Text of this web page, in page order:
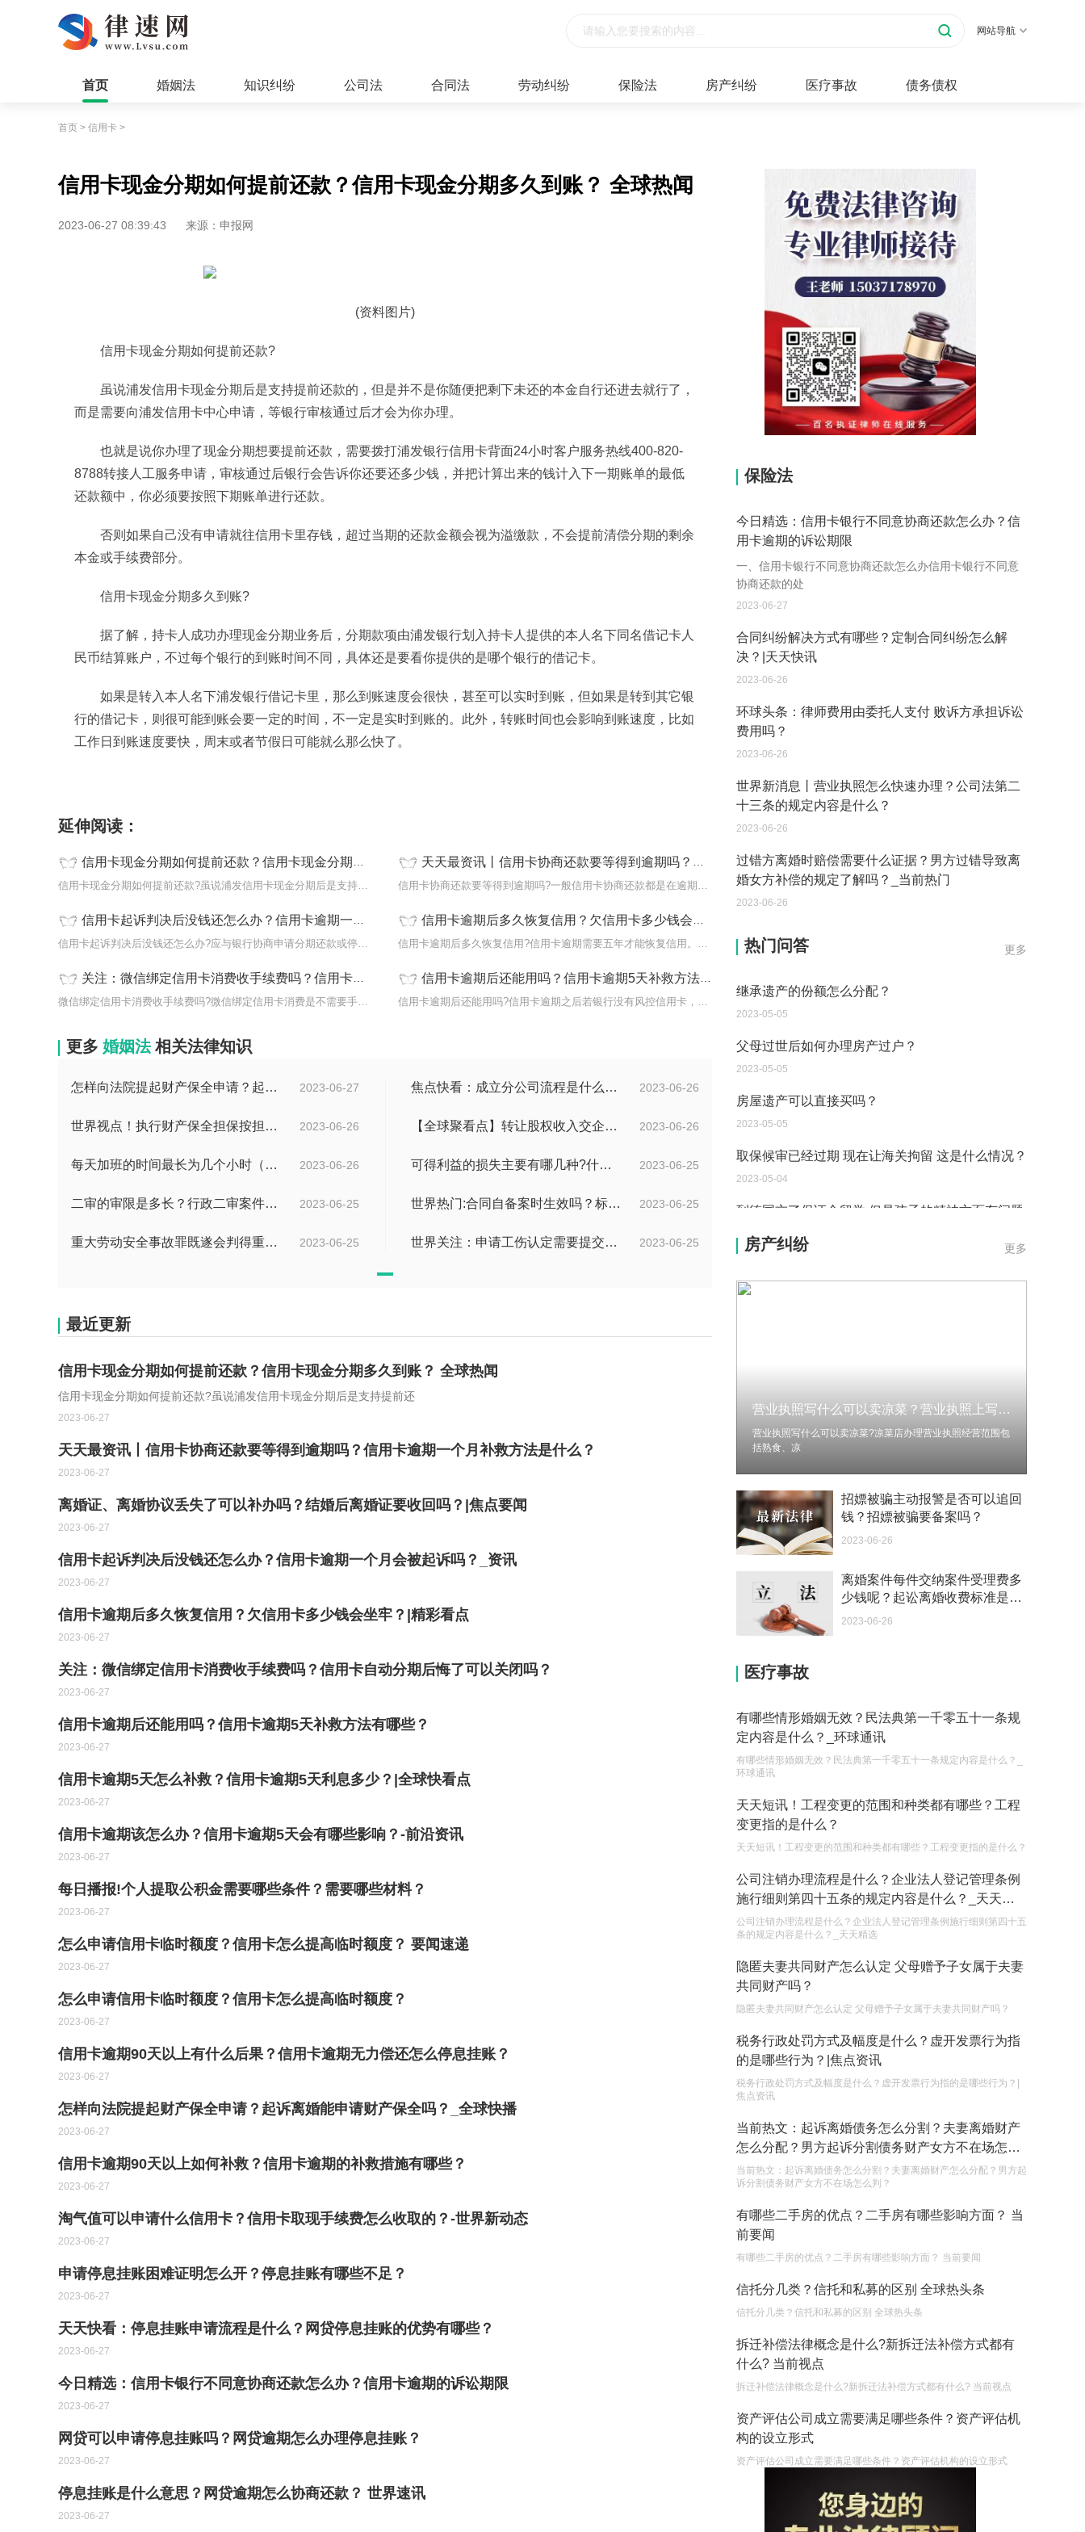
网站导航
首页 婚姻法 知识纠纷 公司法 合同法 劳动纠纷 保险法 房产纠纷 医疗事故 债务债权
首页 > 信用卡 >
信用卡现金分期如何提前还款？信用卡现金分期多久到账？ 全球热闻
2023-06-27 08:39:43 来源：申报网
(资料图片)
信用卡现金分期如何提前还款?
虽说浦发信用卡现金分期后是支持提前还款的，但是并不是你随便把剩下未还的本金自行还进去就行了，
而是需要向浦发信用卡中心申请，等银行审核通过后才会为你办理。
也就是说你办理了现金分期想要提前还款，需要拨打浦发银行信用卡背面24小时客户服务热线400-820-
8788转接人工服务申请，审核通过后银行会告诉你还要还多少钱，并把计算出来的钱计入下一期账单的最低
还款额中，你必须要按照下期账单进行还款。
否则如果自己没有申请就往信用卡里存钱，超过当期的还款金额会视为溢缴款，不会提前清偿分期的剩余
本金或手续费部分。
信用卡现金分期多久到账?
据了解，持卡人成功办理现金分期业务后，分期款项由浦发银行划入持卡人提供的本人名下同名借记卡人
民币结算账户，不过每个银行的到账时间不同，具体还是要看你提供的是哪个银行的借记卡。
如果是转入本人名下浦发银行借记卡里，那么到账速度会很快，甚至可以实时到账，但如果是转到其它银
行的借记卡，则很可能到账会要一定的时间，不一定是实时到账的。此外，转账时间也会影响到账速度，比如
工作日到账速度要快，周末或者节假日可能就么那么快了。
延伸阅读：
信用卡现金分期如何提前还款？信用卡现金分期多久到账？ 全球热闻
信用卡现金分期如何提前还款?虽说浦发信用卡现金分期后是支持提前还
天天最资讯丨信用卡协商还款要等得到逾期吗？信用卡逾期一个月补救方法是什么？
信用卡协商还款要等得到逾期吗?一般信用卡协商还款都是在逾期后才能
信用卡起诉判决后没钱还怎么办？信用卡逾期一个月会被起诉吗？_资讯
信用卡起诉判决后没钱还怎么办?应与银行协商申请分期还款或停息挂账
信用卡逾期后多久恢复信用？欠信用卡多少钱会坐牢？|精彩看点
信用卡逾期后多久恢复信用?信用卡逾期需要五年才能恢复信用。一般信
关注：微信绑定信用卡消费收手续费吗？信用卡自动分期后悔了可以关闭吗？
微信绑定信用卡消费收手续费吗?微信绑定信用卡消费是不需要手续费的
信用卡逾期后还能用吗？信用卡逾期5天补救方法有哪些？
信用卡逾期后还能用吗?信用卡逾期之后若银行没有风控信用卡，信用卡
更多 婚姻法 相关法律知识
2023-06-27
怎样向法院提起财产保全申请？起诉离婚能申请财产保全吗？_全球快播 2023-06-26
焦点快看：成立分公司流程是什么？中华人民共和国公司登记管理条例第四十七条是什么？
2023-06-26
世界视点！执行财产保全担保按担保金额的1%收取吗？ 2023-06-26
【全球聚看点】转让股权收入交企业所得税吗？企业所得税征税原则是什么？
2023-06-26
每天加班的时间最长为几个小时（每周加班不能超过多少小时） 2023-06-25
可得利益的损失主要有哪几种?什么是可得利益？|天天速读
2023-06-25
二审的审限是多长？行政二审案件的一般处理规则是什么? 2023-06-25
世界热门:合同自备案时生效吗？标书中的合同需要全部放上去吗？
2023-06-25
重大劳动安全事故罪既遂会判得重吗？重大劳动安全事故罪与玩忽职守罪的界限是什么？_世界速看 2023-06-25
世界关注：申请工伤认定需要提交哪些材料？提出工伤认定申请依据是什么？
最近更新
信用卡现金分期如何提前还款？信用卡现金分期多久到账？ 全球热闻
信用卡现金分期如何提前还款?虽说浦发信用卡现金分期后是支持提前还
2023-06-27
天天最资讯丨信用卡协商还款要等得到逾期吗？信用卡逾期一个月补救方法是什么？
2023-06-27
离婚证、离婚协议丢失了可以补办吗？结婚后离婚证要收回吗？|焦点要闻
2023-06-27
信用卡起诉判决后没钱还怎么办？信用卡逾期一个月会被起诉吗？_资讯
2023-06-27
信用卡逾期后多久恢复信用？欠信用卡多少钱会坐牢？|精彩看点
2023-06-27
关注：微信绑定信用卡消费收手续费吗？信用卡自动分期后悔了可以关闭吗？
2023-06-27
信用卡逾期后还能用吗？信用卡逾期5天补救方法有哪些？
2023-06-27
信用卡逾期5天怎么补救？信用卡逾期5天利息多少？|全球快看点
2023-06-27
信用卡逾期该怎么办？信用卡逾期5天会有哪些影响？-前沿资讯
2023-06-27
每日播报!个人提取公积金需要哪些条件？需要哪些材料？
2023-06-27
怎么申请信用卡临时额度？信用卡怎么提高临时额度？ 要闻速递
2023-06-27
怎么申请信用卡临时额度？信用卡怎么提高临时额度？
2023-06-27
信用卡逾期90天以上有什么后果？信用卡逾期无力偿还怎么停息挂账？
2023-06-27
怎样向法院提起财产保全申请？起诉离婚能申请财产保全吗？_全球快播
2023-06-27
信用卡逾期90天以上如何补救？信用卡逾期的补救措施有哪些？
2023-06-27
淘气值可以申请什么信用卡？信用卡取现手续费怎么收取的？-世界新动态
2023-06-27
申请停息挂账困难证明怎么开？停息挂账有哪些不足？
2023-06-27
天天快看：停息挂账申请流程是什么？网贷停息挂账的优势有哪些？
2023-06-27
今日精选：信用卡银行不同意协商还款怎么办？信用卡逾期的诉讼期限
2023-06-27
网贷可以申请停息挂账吗？网贷逾期怎么办理停息挂账？
2023-06-27
停息挂账是什么意思？网贷逾期怎么协商还款？ 世界速讯
2023-06-27
保险法
今日精选：信用卡银行不同意协商还款怎么办？信
用卡逾期的诉讼期限
一、信用卡银行不同意协商还款怎么办信用卡银行不同意
协商还款的处
2023-06-27
合同纠纷解决方式有哪些？定制合同纠纷怎么解
决？|天天快讯
2023-06-26
环球头条：律师费用由委托人支付 败诉方承担诉讼
费用吗？
2023-06-26
世界新消息丨营业执照怎么快速办理？公司法第二
十三条的规定内容是什么？
2023-06-26
过错方离婚时赔偿需要什么证据？男方过错导致离
婚女方补偿的规定了解吗？_当前热门
2023-06-26
更多
热门问答
遗产继承必须要公证吗？
继承遗产的份额怎么分配？
2023-05-05
父母过世后如何办理房产过户？
2023-05-05
房屋遗产可以直接买吗？
2023-05-05
取保候审已经过期 现在让海关拘留 这是什么情况？
2023-05-04
到德国交了保证金留学 但是孩子的精神方面有问题
2023-05-04
我想问一下申请护照需要带什么证件？
外国旅游签证可以在中国大使馆登记结婚吗？
2023-05-04
2023-05-04
你好 我想问一下外国人来这里工作没有护照该怎么
办？
如何续签居住证 我的1月7日到期
2023-05-04
关报案？
你好 我需要申请去美国结婚的签证 过程是什么？
的企业委托外贸公司进出口贸易时，相关当事人的
权利和责任是什么？
2023-05-04
单纯的遗产赠要缴税吗？
2023-05-05
更多
房产纠纷
营业执照写什么可以卖凉菜？营业执照上写的餐饮可以卖饮料吗？|当前资讯
营业执照写什么可以卖凉菜?凉菜店办理营业执照经营范围包
括熟食、凉
招嫖被骗主动报警是否可以追回
钱？招嫖被骗要备案吗？
2023-06-26
离婚案件每件交纳案件受理费多
少钱呢？起讼离婚收费标准是什
么呢？ 焦点资讯
2023-06-26
医疗事故
有哪些情形婚姻无效？民法典第一千零五十一条规
定内容是什么？_环球通讯
有哪些情形婚姻无效？民法典第一千零五十一条规定内容是什么？_
环球通讯
天天短讯！工程变更的范围和种类都有哪些？工程
变更指的是什么？
天天短讯！工程变更的范围和种类都有哪些？工程变更指的是什么？
公司注销办理流程是什么？企业法人登记管理条例
施行细则第四十五条的规定内容是什么？_天天精
选
公司注销办理流程是什么？企业法人登记管理条例施行细则第四十五
条的规定内容是什么？_天天精选
隐匿夫妻共同财产怎么认定 父母赠予子女属于夫妻
共同财产吗？
隐匿夫妻共同财产怎么认定 父母赠予子女属于夫妻共同财产吗？
税务行政处罚方式及幅度是什么？虚开发票行为指
的是哪些行为？|焦点资讯
税务行政处罚方式及幅度是什么？虚开发票行为指的是哪些行为？|
焦点资讯
当前热文：起诉离婚债务怎么分割？夫妻离婚财产
怎么分配？男方起诉分割债务财产女方不在场怎么
判？
当前热文：起诉离婚债务怎么分割？夫妻离婚财产怎么分配？男方起
诉分割债务财产女方不在场怎么判？
有哪些二手房的优点？二手房有哪些影响方面？ 当
前要闻
有哪些二手房的优点？二手房有哪些影响方面？ 当前要闻
信托分几类？信托和私募的区别 全球热头条
信托分几类？信托和私募的区别 全球热头条
拆迁补偿法律概念是什么?新拆迁法补偿方式都有
什么? 当前视点
拆迁补偿法律概念是什么?新拆迁法补偿方式都有什么? 当前视点
资产评估公司成立需要满足哪些条件？资产评估机
构的设立形式
资产评估公司成立需要满足哪些条件？资产评估机构的设立形式